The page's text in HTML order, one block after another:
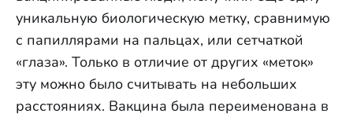
уникальную биологическую метку, сравнимую
с папиллярами на пальцах, или сетчаткой
«глаза». Только в отличие от других «меток»
эту можно было считывать на небольших
расстояниях. Вакцина была переименована в